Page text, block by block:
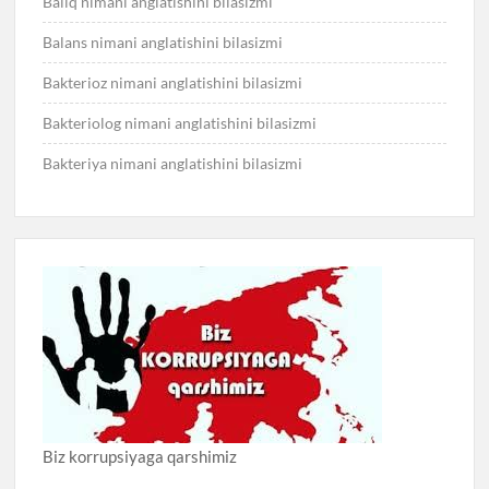
Balans nimani anglatishini bilasizmi
Bakterioz nimani anglatishini bilasizmi
Bakteriolog nimani anglatishini bilasizmi
Bakteriya nimani anglatishini bilasizmi
Biz korrupsiyaga qarshimiz